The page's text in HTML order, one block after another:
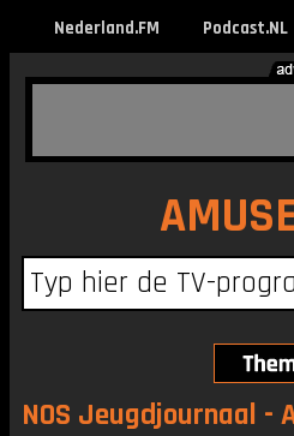
Nederland.FM Podcast.NL
NOS Jeugdjournaal -